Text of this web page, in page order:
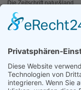
Die Zeitschrift natur&land
Archiv
Mediadaten
Fotos und Logos
Presseaussendungen
Presse